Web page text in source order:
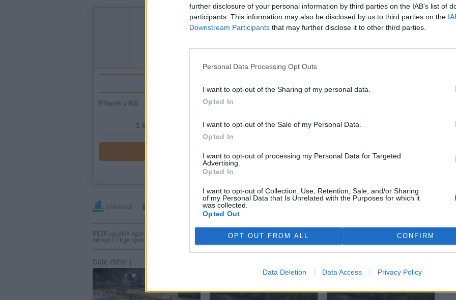
further disclosure of your personal information by third parties on the IAB’s list of
participants. This information may also be disclosed by us to third parties on the
Downstream Participants that may further disclose it to other third parties.
Personal Data Processing Opt Outs
I want to opt-out of the Sharing of my personal data.
Opted In
I want to opt-out of the Sale of my Personal Data.
Opted In
I want to opt-out of processing my Personal Data for Targeted
Advertising.
Opted In
I want to opt-out of Collection, Use, Retention, Sale, and/or Sharing
of my Personal Data that Is Unrelated with the Purposes for which it
was collected.
Opted Out
OPT OUT FROM ALL CONFIRM
Data Deletion Data Access Privacy Policy
tisknout
BEZK využívá agenturní zpravodajství ČTK, která si vyhrazuje veškerá práva. Publikování nebo další šíření obsahu ze
zdrojů ČTK je výslovně zakázáno bez předchozího písemného souhlasu ze strany ČTK.
Dále čtěte |